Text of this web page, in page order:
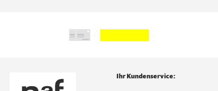
Ihr Kundenservice: